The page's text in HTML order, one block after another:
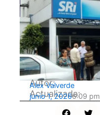
Autor:
Alex Valverde
Actualizada:
junio 1, 20266:09 pm